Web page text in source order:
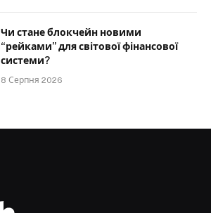
Чи стане блокчейн новими
“рейками” для світової фінансової
системи?
8 Серпня 2026